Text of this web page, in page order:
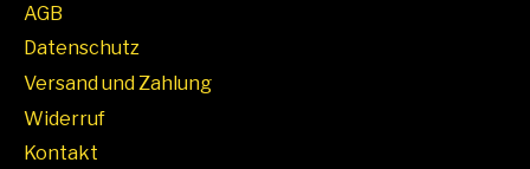
AGB
Datenschutz
Versand und Zahlung
Widerruf
Kontakt